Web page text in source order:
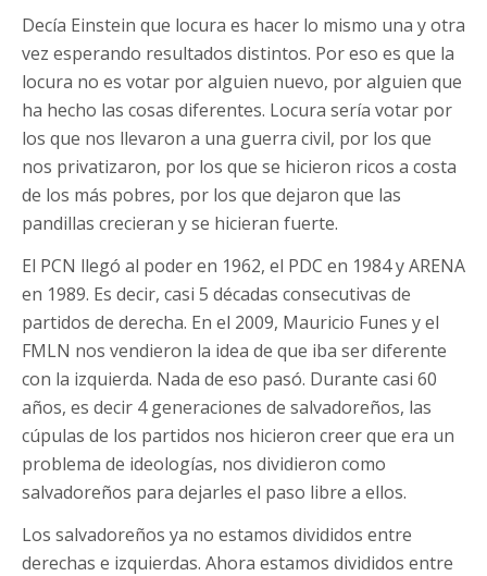
Decía Einstein que locura es hacer lo mismo una y otra
vez esperando resultados distintos. Por eso es que la
locura no es votar por alguien nuevo, por alguien que
ha hecho las cosas diferentes. Locura sería votar por
los que nos llevaron a una guerra civil, por los que
nos privatizaron, por los que se hicieron ricos a costa
de los más pobres, por los que dejaron que las
pandillas crecieran y se hicieran fuerte.
El PCN llegó al poder en 1962, el PDC en 1984 y ARENA
en 1989. Es decir, casi 5 décadas consecutivas de
partidos de derecha. En el 2009, Mauricio Funes y el
FMLN nos vendieron la idea de que iba ser diferente
con la izquierda. Nada de eso pasó. Durante casi 60
años, es decir 4 generaciones de salvadoreños, las
cúpulas de los partidos nos hicieron creer que era un
problema de ideologías, nos dividieron como
salvadoreños para dejarles el paso libre a ellos.
Los salvadoreños ya no estamos divididos entre
derechas e izquierdas. Ahora estamos divididos entre